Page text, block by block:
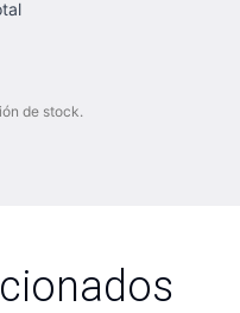
de stock.